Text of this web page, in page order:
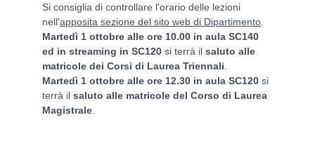
Si consiglia di controllare l'orario delle lezioni
nell'apposita sezione del sito web di Dipartimento
Martedì 1 ottobre alle ore 10.00 in aula SC140
ed in streaming in SC120 si terrà il saluto alle
matricole dei Corsi di Laurea Triennali
Martedì 1 ottobre alle ore 12.30 in aula SC120 si
terrà il saluto alle matricole del Corso di Laurea
Magistrale